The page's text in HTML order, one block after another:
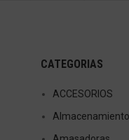
CATEGORIAS
ACCESORIOS
Almacenamiento